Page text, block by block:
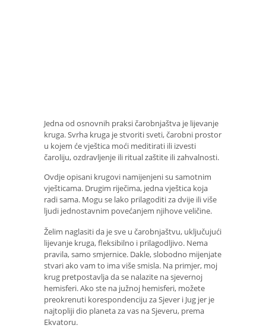
Jedna od osnovnih praksi čarobnjaštva je lijevanje
kruga. Svrha kruga je stvoriti sveti, čarobni prostor
u kojem će vještica moći meditirati ili izvesti
čaroliju, ozdravljenje ili ritual zaštite ili zahvalnosti.
Ovdje opisani krugovi namijenjeni su samotnim
vješticama. Drugim riječima, jedna vještica koja
radi sama. Mogu se lako prilagoditi za dvije ili više
ljudi jednostavnim povećanjem njihove veličine.
Želim naglasiti da je sve u čarobnjaštvu, uključujući
lijevanje kruga, fleksibilno i prilagodljivo. Nema
pravila, samo smjernice. Dakle, slobodno mijenjate
stvari ako vam to ima više smisla. Na primjer, moj
krug pretpostavlja da se nalazite na sjevernoj
hemisferi. Ako ste na južnoj hemisferi, možete
preokrenuti korespondenciju za Sjever i Jug jer je
najtopliji dio planeta za vas na Sjeveru, prema
Ekvatoru.